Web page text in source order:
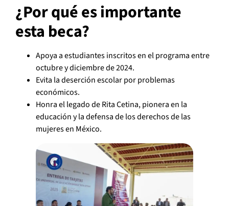
¿Por qué es importante
esta beca?
Apoya a estudiantes inscritos en el programa entre
octubre y diciembre de 2024.
Evita la deserción escolar por problemas
económicos.
Honra el legado de Rita Cetina, pionera en la
educación y la defensa de los derechos de las
mujeres en México.